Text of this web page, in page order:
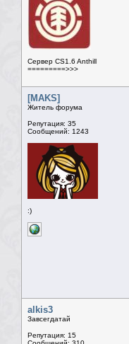
Сервер CS1.6 Anthill
=========>>>
[MAKS]
Житель форума
Репутация: 35
Сообщений: 1243
:)
alkis3
Завсегдатай
Репутация: 15